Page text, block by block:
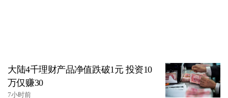
大陆4千理财产品净值跌破1元 投资10
万仅赚30
7小时前